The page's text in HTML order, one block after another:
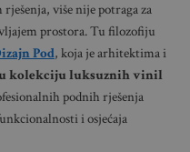
više nije potraga za
prostora. Tu filozofiju
Pod, koja je arhitektima i
kolekciju luksuznih vinil
podnih rješenja
i osjećaja